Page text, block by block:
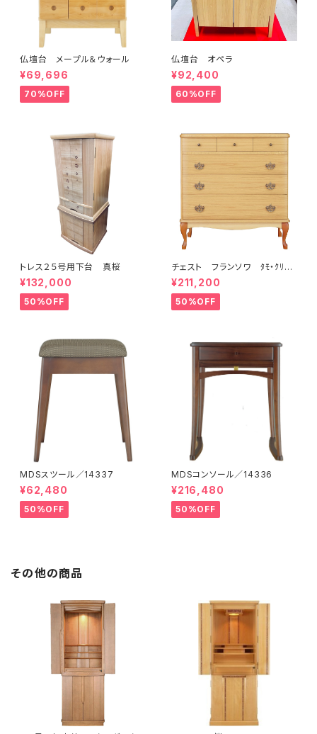
仏壇台 メープル＆ウォール
¥69,696
70%OFF
仏壇台 オペラ
¥92,400
60%OFF
トレス２５号用下台 真桜
¥132,000
50%OFF
チェスト フランソワ ﾀﾓ・ｸﾘｱ
／15722
¥211,200
50%OFF
MDSスツール／14337
¥62,480
50%OFF
MDSコンソール／14336
¥216,480
50%OFF
その他の商品